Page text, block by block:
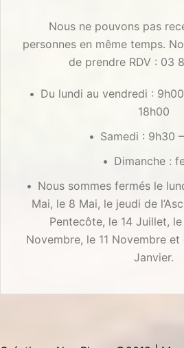
Nous ne pouvons pas
personnes en même temps.
de prendre RDV : 03
Du lundi au vendredi :
18h00
Samedi : 9h30
Dimanche :
Nous sommes fermés le
Mai, le 8 Mai, le jeudi de
Pentecôte, le 14 Juillet,
Novembre, le 11 Novembre
Janvier.